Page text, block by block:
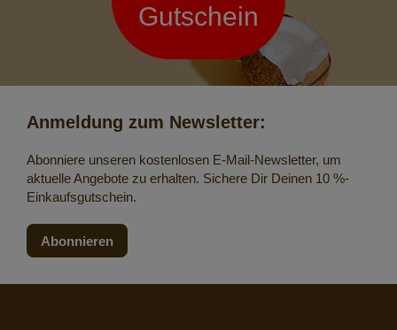
Gutschein
Anmeldung zum Newsletter:
Abonniere unseren kostenlosen E-Mail-Newsletter, um
aktuelle Angebote zu erhalten. Sichere Dir Deinen 10 %-
Einkaufsgutschein.
Abonnieren